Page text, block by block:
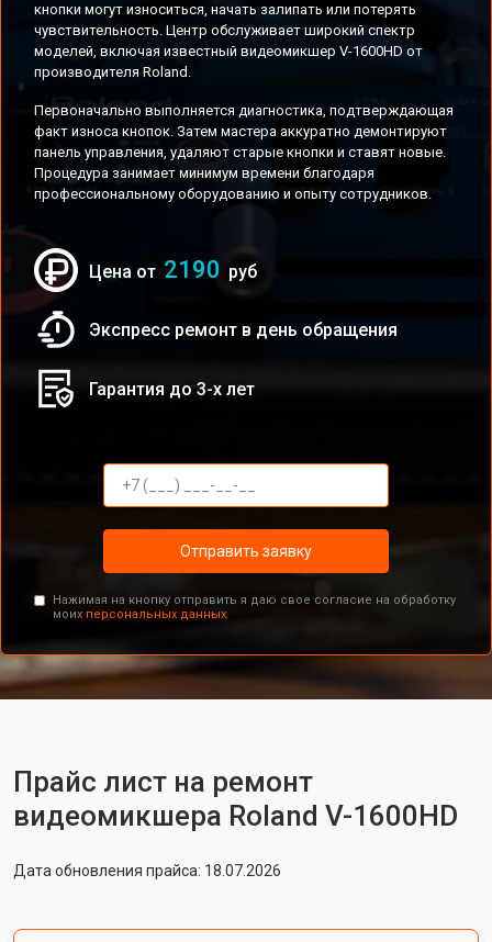
кнопки могут износиться, начать залипать или потерять
чувствительность. Центр обслуживает широкий спектр
моделей, включая известный видеомикшер V-1600HD от
производителя Roland.
Первоначально выполняется диагностика, подтверждающая
факт износа кнопок. Затем мастера аккуратно демонтируют
панель управления, удаляют старые кнопки и ставят новые.
Процедура занимает минимум времени благодаря
профессиональному оборудованию и опыту сотрудников.
Цена от 2190 руб
Экспресс ремонт в день обращения
Гарантия до 3-х лет
Отправить заявку
Нажимая на кнопку отправить я даю свое согласие на обработку
моих персональных данных.
Прайс лист на ремонт
видеомикшера Roland V-1600HD
Дата обновления прайса: 18.07.2026